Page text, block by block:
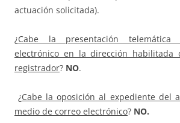
actuación solicitada).
¿Cabe la presentación telemática
electrónico en la dirección habilitada
registrador? NO.
¿Cabe la oposición al expediente del
medio de correo electrónico? NO.